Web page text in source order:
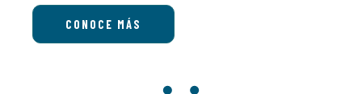
CONOCE MÁS